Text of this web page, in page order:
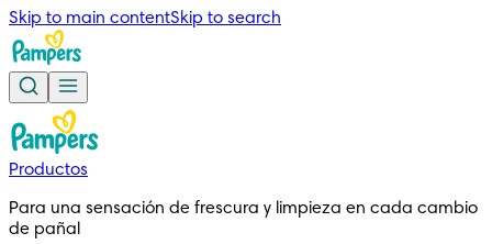
Skip to main contentSkip to search
Productos
Para una sensación de frescura y limpieza en cada cambio
de pañal